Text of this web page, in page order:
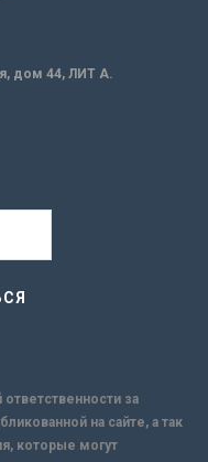
дом 44, ЛИТ А.
за
на сайте, а так
которые могут